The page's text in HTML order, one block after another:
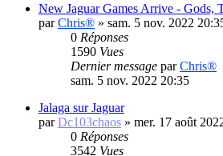
New Jaguar Games Arrive - Gods,
parChris® » sam. 5 nov. 2022
0 Réponses
1590 Vues
Dernier message parChris®
sam. 5 nov. 2022 20:35
Jalaga sur Jaguar
parDc103chaos » mer. 17 août
0 Réponses
3542 Vues